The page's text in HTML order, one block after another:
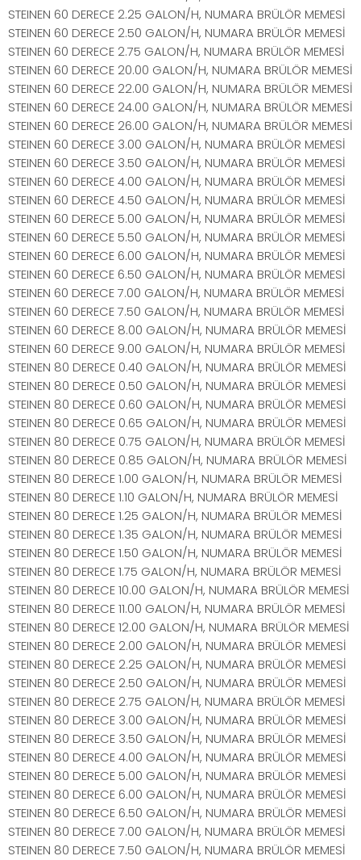
STEINEN 60 DERECE 2.25 GALON/H, NUMARA BRÜLÖR MEMESİ
STEINEN 60 DERECE 2.50 GALON/H, NUMARA BRÜLÖR MEMESİ
STEINEN 60 DERECE 2.75 GALON/H, NUMARA BRÜLÖR MEMESİ
STEINEN 60 DERECE 20.00 GALON/H, NUMARA BRÜLÖR MEMESİ
STEINEN 60 DERECE 22.00 GALON/H, NUMARA BRÜLÖR MEMESİ
STEINEN 60 DERECE 24.00 GALON/H, NUMARA BRÜLÖR MEMESİ
STEINEN 60 DERECE 26.00 GALON/H, NUMARA BRÜLÖR MEMESİ
STEINEN 60 DERECE 3.00 GALON/H, NUMARA BRÜLÖR MEMESİ
STEINEN 60 DERECE 3.50 GALON/H, NUMARA BRÜLÖR MEMESİ
STEINEN 60 DERECE 4.00 GALON/H, NUMARA BRÜLÖR MEMESİ
STEINEN 60 DERECE 4.50 GALON/H, NUMARA BRÜLÖR MEMESİ
STEINEN 60 DERECE 5.00 GALON/H, NUMARA BRÜLÖR MEMESİ
STEINEN 60 DERECE 5.50 GALON/H, NUMARA BRÜLÖR MEMESİ
STEINEN 60 DERECE 6.00 GALON/H, NUMARA BRÜLÖR MEMESİ
STEINEN 60 DERECE 6.50 GALON/H, NUMARA BRÜLÖR MEMESİ
STEINEN 60 DERECE 7.00 GALON/H, NUMARA BRÜLÖR MEMESİ
STEINEN 60 DERECE 7.50 GALON/H, NUMARA BRÜLÖR MEMESİ
STEINEN 60 DERECE 8.00 GALON/H, NUMARA BRÜLÖR MEMESİ
STEINEN 60 DERECE 9.00 GALON/H, NUMARA BRÜLÖR MEMESİ
STEINEN 80 DERECE 0.40 GALON/H, NUMARA BRÜLÖR MEMESİ
STEINEN 80 DERECE 0.50 GALON/H, NUMARA BRÜLÖR MEMESİ
STEINEN 80 DERECE 0.60 GALON/H, NUMARA BRÜLÖR MEMESİ
STEINEN 80 DERECE 0.65 GALON/H, NUMARA BRÜLÖR MEMESİ
STEINEN 80 DERECE 0.75 GALON/H, NUMARA BRÜLÖR MEMESİ
STEINEN 80 DERECE 0.85 GALON/H, NUMARA BRÜLÖR MEMESİ
STEINEN 80 DERECE 1.00 GALON/H, NUMARA BRÜLÖR MEMESİ
STEINEN 80 DERECE 1.10 GALON/H, NUMARA BRÜLÖR MEMESİ
STEINEN 80 DERECE 1.25 GALON/H, NUMARA BRÜLÖR MEMESİ
STEINEN 80 DERECE 1.35 GALON/H, NUMARA BRÜLÖR MEMESİ
STEINEN 80 DERECE 1.50 GALON/H, NUMARA BRÜLÖR MEMESİ
STEINEN 80 DERECE 1.75 GALON/H, NUMARA BRÜLÖR MEMESİ
STEINEN 80 DERECE 10.00 GALON/H, NUMARA BRÜLÖR MEMESİ
STEINEN 80 DERECE 11.00 GALON/H, NUMARA BRÜLÖR MEMESİ
STEINEN 80 DERECE 12.00 GALON/H, NUMARA BRÜLÖR MEMESİ
STEINEN 80 DERECE 2.00 GALON/H, NUMARA BRÜLÖR MEMESİ
STEINEN 80 DERECE 2.25 GALON/H, NUMARA BRÜLÖR MEMESİ
STEINEN 80 DERECE 2.50 GALON/H, NUMARA BRÜLÖR MEMESİ
STEINEN 80 DERECE 2.75 GALON/H, NUMARA BRÜLÖR MEMESİ
STEINEN 80 DERECE 3.00 GALON/H, NUMARA BRÜLÖR MEMESİ
STEINEN 80 DERECE 3.50 GALON/H, NUMARA BRÜLÖR MEMESİ
STEINEN 80 DERECE 4.00 GALON/H, NUMARA BRÜLÖR MEMESİ
STEINEN 80 DERECE 5.00 GALON/H, NUMARA BRÜLÖR MEMESİ
STEINEN 80 DERECE 6.00 GALON/H, NUMARA BRÜLÖR MEMESİ
STEINEN 80 DERECE 6.50 GALON/H, NUMARA BRÜLÖR MEMESİ
STEINEN 80 DERECE 7.00 GALON/H, NUMARA BRÜLÖR MEMESİ
STEINEN 80 DERECE 7.50 GALON/H, NUMARA BRÜLÖR MEMESİ